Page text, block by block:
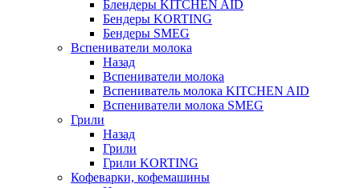
Блендеры KITCHEN AID
Бендеры KORTING
Бендеры SMEG
Вспениватели молока
Назад
Вспениватели молока
Вспениватель молока KITCHEN AID
Вспениватели молока SMEG
Грили
Назад
Грили
Грили KORTING
Кофеварки, кофемашины